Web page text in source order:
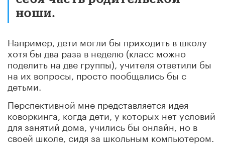
ноши.
Например, дети могли бы приходить в школу
хотя бы два раза в неделю (класс можно
поделить на две группы), учителя ответили бы
на их вопросы, просто пообщались бы с
детьми.
Перспективной мне представляется идея
коворкинга, когда дети, у которых нет условий
для занятий дома, учились бы онлайн, но в
своей школе, сидя за школьным компьютером.